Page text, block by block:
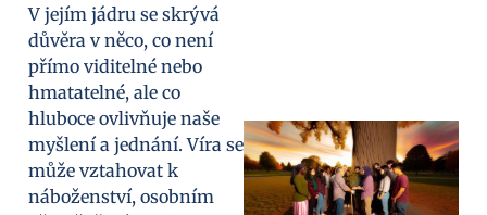
V jejím jádru se skrývá
důvěra v něco, co není
přímo viditelné nebo
hmatatelné, ale co
hluboce ovlivňuje naše
myšlení a jednání. Víra se
může vztahovat k
náboženství, osobním